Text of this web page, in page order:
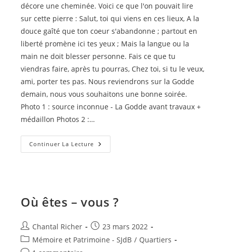
décore une cheminée. Voici ce que l'on pouvait lire
sur cette pierre : Salut, toi qui viens en ces lieux, A la
douce gaîté que ton coeur s'abandonne ; partout en
liberté promène ici tes yeux ; Mais la langue ou la
main ne doit blesser personne. Fais ce que tu
viendras faire, après tu pourras, Chez toi, si tu le veux,
ami, porter tes pas. Nous reviendrons sur la Godde
demain, nous vous souhaitons une bonne soirée.
Photo 1 : source inconnue - La Godde avant travaux +
médaillon Photos 2 :…
Continuer La Lecture La
Godde
Où êtes – vous ?
Auteur/autrice
de
la
Chantal Richer
Publication
publiée :
23 mars 2022
Post
category:
Mémoire et Patrimoine - SJdB / Quartiers